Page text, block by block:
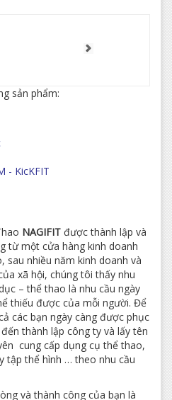
sản phẩm:
- KicKFIT
NAGIFIT được thành lập và
từ một cửa hàng kinh doanh
sau nhiều năm kinh doanh và
xã hội, chúng tôi thấy nhu
– thể thao là nhu cầu ngày
thiếu được của mỗi người. Để
các bạn ngày càng được phục
thành lập công ty và lấy tên
cung cấp dụng cụ thể thao,
tập thể hình … theo nhu cầu
và thành công của bạn là